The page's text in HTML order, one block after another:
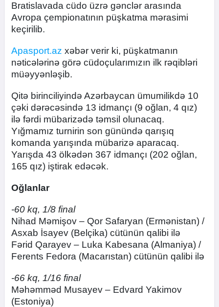
Bratislavada cüdo üzrə gənclər arasında
Avropa çempionatının püşkatma mərasimi
keçirilib.
Apasport.az xəbər verir ki, püşkatmanın
nəticələrinə görə cüdoçularımızın ilk rəqibləri
müəyyənləşib.
Qitə birinciliyində Azərbaycan ümumilikdə 10
çəki dərəcəsində 13 idmançı (9 oğlan, 4 qız)
ilə fərdi mübarizədə təmsil olunacaq.
Yığmamız turnirin son günündə qarışıq
komanda yarışında mübarizə aparacaq.
Yarışda 43 ölkədən 367 idmançı (202 oğlan,
165 qız) iştirak edəcək.
Oğlanlar
-60 kq, 1/8 final
Nihad Məmişov – Qor Safaryan (Ermənistan) /
Asxab İsayev (Belçika) cütünün qalibi ilə
Fərid Qarayev – Luka Kabesana (Almaniya) /
Ferents Fedora (Macarıstan) cütünün qalibi ilə
-66 kq, 1/16 final
Məhəmməd Musayev – Edvard Yakimov
(Estoniya)